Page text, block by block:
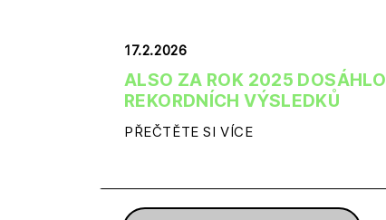
17.2.2026
ALSO ZA ROK 2025 DOSÁHLO
REKORDNÍCH VÝSLEDKŮ
PŘEČTĚTE SI VÍCE